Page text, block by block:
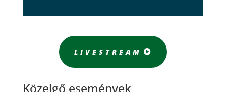
LIVESTREAM
Közelgő események